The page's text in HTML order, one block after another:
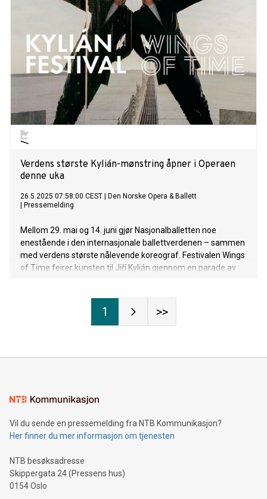
Verdens største Kylián-mønstring åpner i Operaen
denne uka
26.5.2025 07:58:00 CEST
Den Norske Opera & Ballett
Pressemelding
Mellom 29. mai og 14. juni gjør Nasjonalballetten noe
enestående i den internasjonale ballettverdenen – sammen
med verdens største nålevende koreograf. Festivalen Wings
of Time feirer kunsten til Jiří Kylián gjennom en parade av
1 >>
Vil du sende en pressemelding fra NTB Kommunikasjon?
Her finner du mer informasjon om tjenesten
NTB besøksadresse
Skippergata 24 (Pressens hus)
0154 Oslo